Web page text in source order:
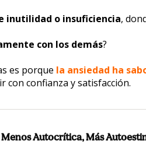
inutilidad o insuficiencia,
con los demás?
es porque la ansiedad ha
con confianza y satisfacción.
Menos Autocrítica, Más